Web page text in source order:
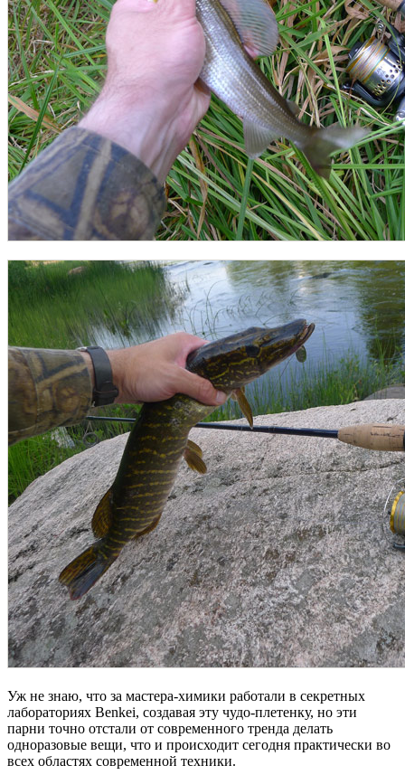
Уж не знаю, что за мастера-химики работали в секретных
лабораториях Benkei, создавая эту чудо-плетенку, но эти
парни точно отстали от современного тренда делать
одноразовые вещи, что и происходит сегодня практически во
всех областях современной техники.